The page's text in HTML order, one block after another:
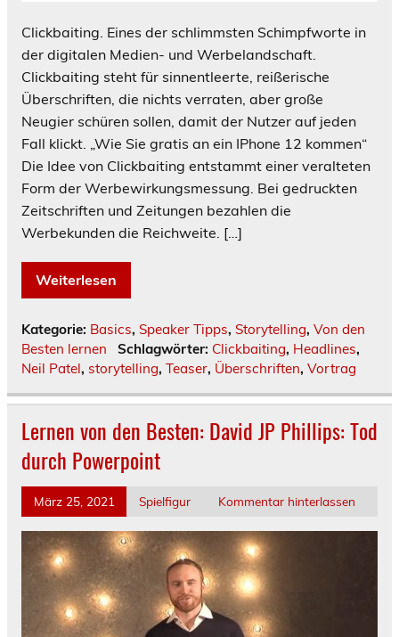
Clickbaiting. Eines der schlimmsten Schimpfworte in
der digitalen Medien- und Werbelandschaft.
Clickbaiting steht für sinnentleerte, reißerische
Überschriften, die nichts verraten, aber große
Neugier schüren sollen, damit der Nutzer auf jeden
Fall klickt. „Wie Sie gratis an ein IPhone 12 kommen“
Die Idee von Clickbaiting entstammt einer veralteten
Form der Werbewirkungsmessung. Bei gedruckten
Zeitschriften und Zeitungen bezahlen die
Werbekunden die Reichweite. […]
Weiterlesen
Kategorie: Basics, Speaker Tipps, Storytelling, Von den
Besten lernen
Schlagwörter: Clickbaiting, Headlines,
Neil Patel, storytelling, Teaser, Überschriften, Vortrag
Lernen von den Besten: David JP Phillips: Tod
durch Powerpoint
März 25, 2021 Spielfigur Kommentar hinterlassen